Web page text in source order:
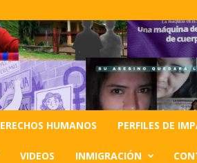
HUMANOS PERFILES DE
VIDEOS INMIGRACIÓN